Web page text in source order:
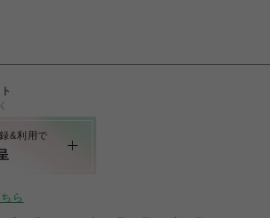
&利用で
ら